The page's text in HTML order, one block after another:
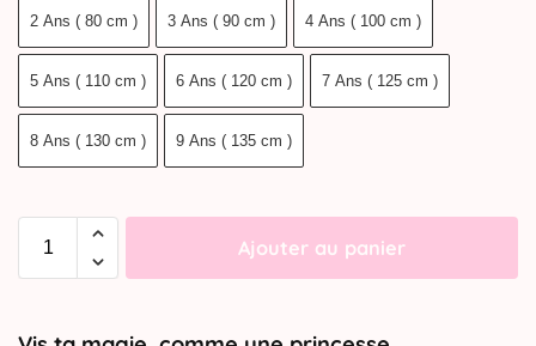
2 Ans ( 80 cm ) 3 Ans ( 90 cm ) 4 Ans ( 100 cm )
5 Ans ( 110 cm ) 6 Ans ( 120 cm ) 7 Ans ( 125 cm )
8 Ans ( 130 cm ) 9 Ans ( 135 cm )
Ajouter au panier